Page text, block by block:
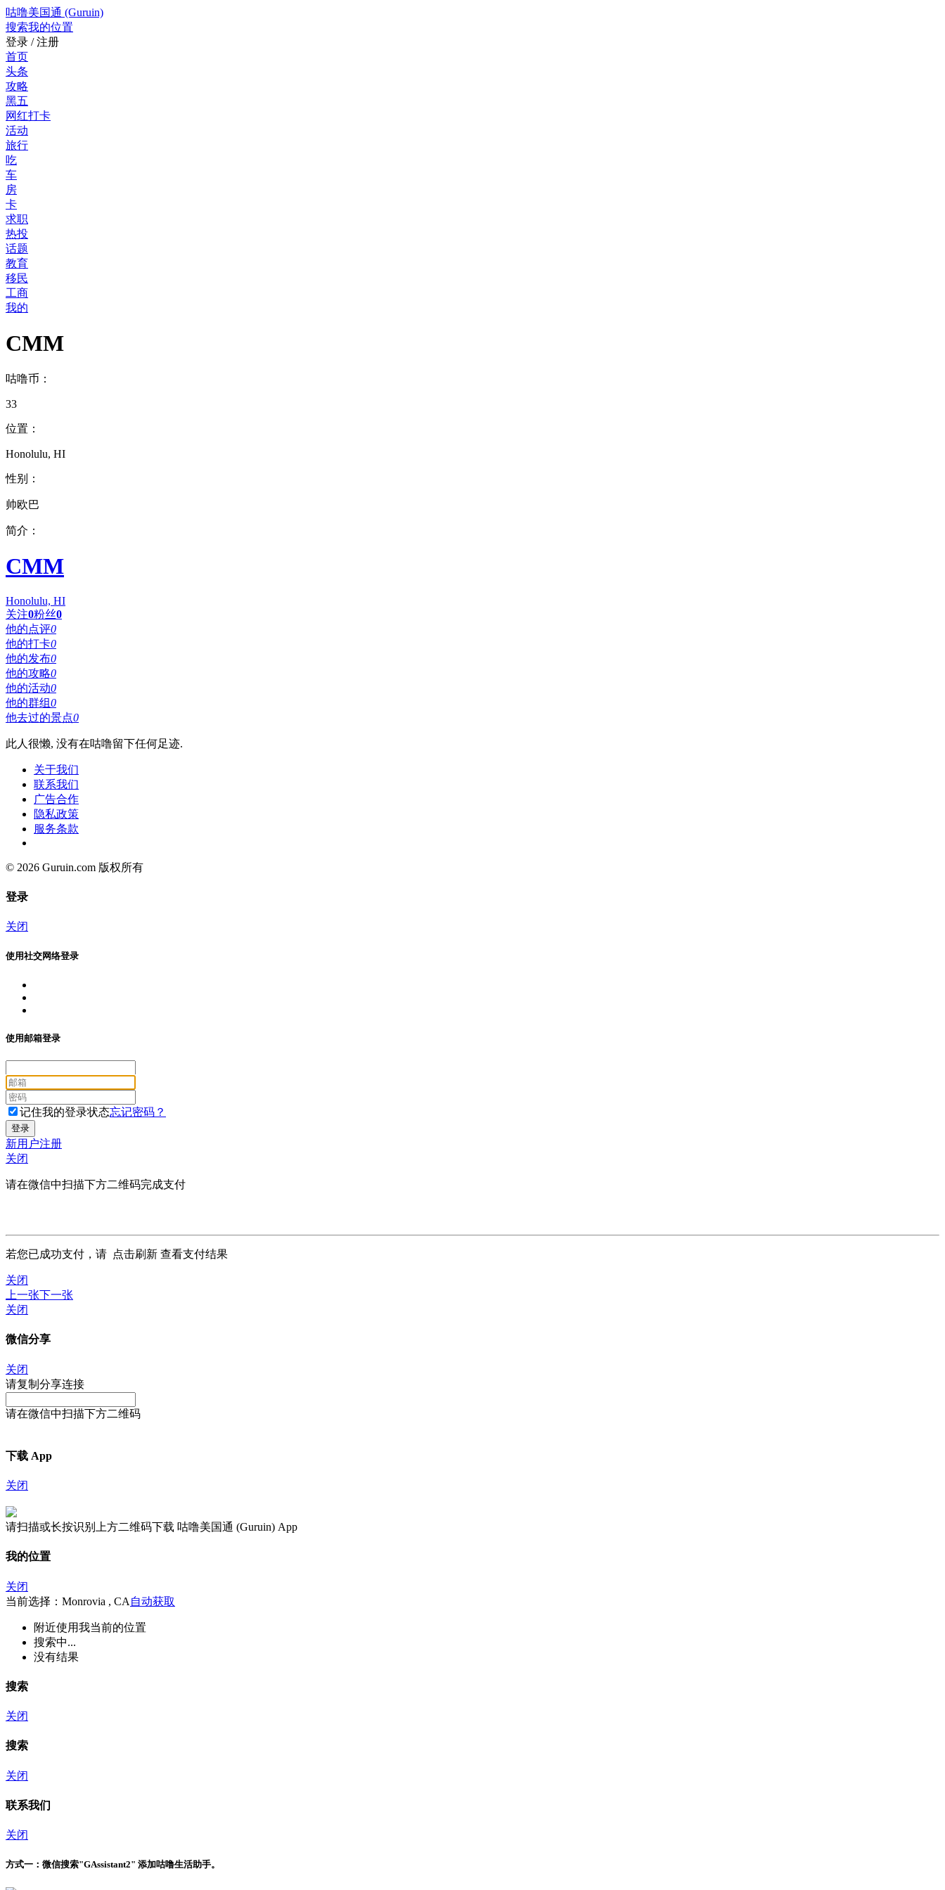
咕噜美国通 (Guruin)
搜索我的位置
登录 / 注册
首页
头条
攻略
黑五
网红打卡
活动
旅行
吃
车
房
卡
求职
热投
话题
教育
移民
工商
我的
CMM
咕噜币：
33
位置：
Honolulu, HI
性别：
帅欧巴
简介：
CMM
Honolulu, HI
关注0粉丝0
他的点评0
他的打卡0
他的发布0
他的攻略0
他的活动0
他的群组0
他去过的景点0
此人很懒, 没有在咕噜留下任何足迹.
关于我们
联系我们
广告合作
隐私政策
服务条款
© 2026 Guruin.com 版权所有
登录
关闭
使用社交网络登录
使用邮箱登录
记住我的登录状态忘记密码？
新用户注册
关闭
请在微信中扫描下方二维码完成支付
若您已成功支付，请 点击刷新 查看支付结果
关闭
上一张下一张
关闭
微信分享
关闭
请复制分享连接
请在微信中扫描下方二维码
下载 App
关闭
请扫描或长按识别上方二维码下载 咕噜美国通 (Guruin) App
我的位置
关闭
当前选择：Monrovia , CA 自动获取
附近使用我当前的位置
搜索中...
没有结果
搜索
关闭
搜索
关闭
联系我们
关闭
方式一： 微信搜索"GAssistant2" 添加咕噜生活助手。